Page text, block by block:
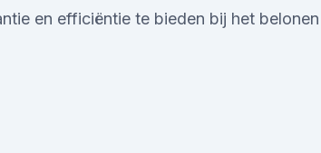
en efficiëntie te bieden bij het